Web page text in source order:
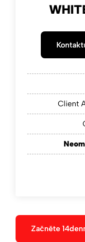
Client
Začněte